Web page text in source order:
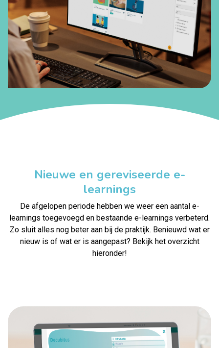
Nieuwe en gereviseerde e-
learnings
De afgelopen periode hebben we weer een aantal e-
learnings toegevoegd en bestaande e-learnings verbeterd.
Zo sluit alles nog beter aan bij de praktijk. Benieuwd wat er
nieuw is of wat er is aangepast? Bekijk het overzicht
hieronder!